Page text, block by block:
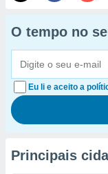
O tempo no
Eu li e aceito a
Principais